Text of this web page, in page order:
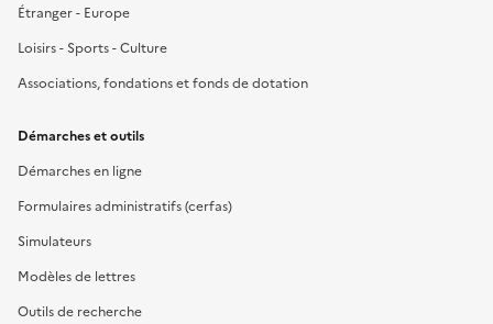
Étranger - Europe
Loisirs - Sports - Culture
Associations, fondations et fonds de dotation
Démarches et outils
Démarches en ligne
Formulaires administratifs (cerfas)
Simulateurs
Modèles de lettres
Outils de recherche